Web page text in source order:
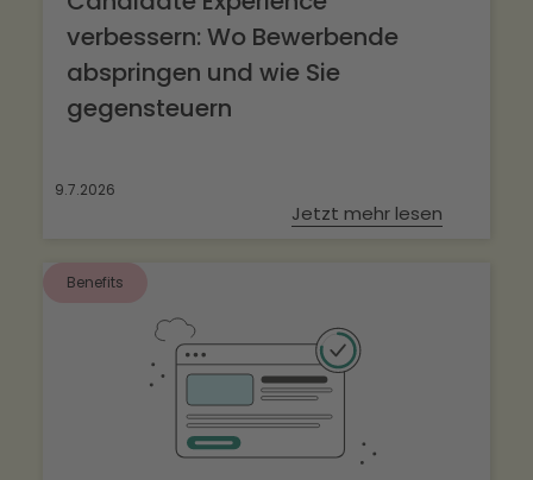
verbessern: Wo Bewerbende
abspringen und wie Sie
gegensteuern
9.7.2026
Jetzt mehr lesen
Benefits